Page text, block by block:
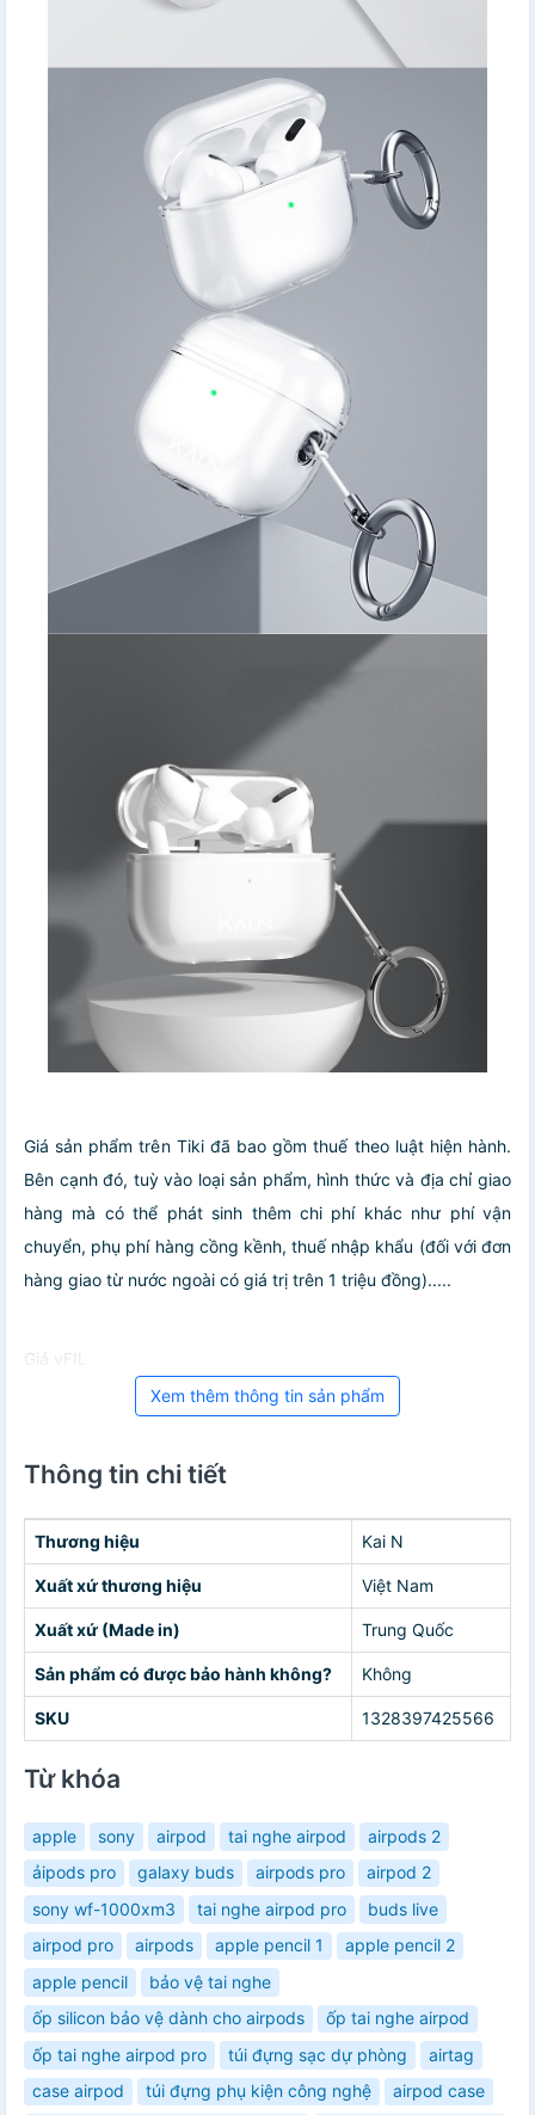
Giá sản phẩm trên Tiki đã bao gồm thuế theo luật hiện hành.
Bên cạnh đó, tuỳ vào loại sản phẩm, hình thức và địa chỉ giao
hàng mà có thể phát sinh thêm chi phí khác như phí vận
chuyển, phụ phí hàng cồng kềnh, thuế nhập khẩu (đối với đơn
hàng giao từ nước ngoài có giá trị trên 1 triệu đồng).....
Giá vFIL
Xem thêm thông tin sản phẩm
Thông tin chi tiết
Thương hiệu Kai N
Xuất xứ thương hiệu Việt Nam
Xuất xứ (Made in) Trung Quốc
Sản phẩm có được bảo hành không? Không
SKU 1328397425566
Từ khóa
apple sony airpod tai nghe airpod
airpods 2
ảipods pro
galaxy buds airpods pro
airpod 2
sony wf-1000xm3
tai nghe airpod pro
buds live
airpod pro
airpods apple pencil 1
apple pencil 2
apple pencil
bảo vệ tai nghe
ốp silicon bảo vệ dành cho airpods
ốp tai nghe airpod
ốp tai nghe airpod pro
túi đựng sạc dự phòng
airtag
case airpod
túi đựng phụ kiện công nghệ
airpod case